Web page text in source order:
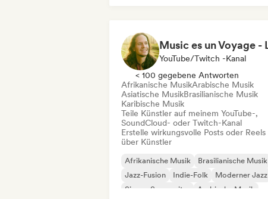
YouTube/Twitch -Kanal
< 100 gegebene Antworten
Afrikanische MusikArabische Musik
Asiatische MusikBrasilianische Musik
Karibische Musik
Teile Künstler auf meinem YouTube-,
SoundCloud- oder Twitch-Kanal
Erstelle wirkungsvolle Posts oder Reels
über Künstler
Afrikanische Musik
Brasilianische Musik
Jazz-Fusion
Indie-Folk
Moderner Jazz
Singer-Songwriter
Arabische Musik